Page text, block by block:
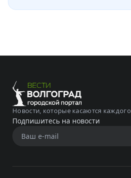
Новости, которые касаются каждого
Подпишитесь на новости